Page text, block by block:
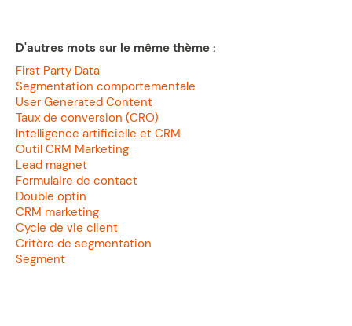
D'autres mots sur le même thème :
First Party Data
Segmentation comportementale
User Generated Content
Taux de conversion (CRO)
Intelligence artificielle et CRM
Outil CRM Marketing
Lead magnet
Formulaire de contact
Double optin
CRM marketing
Cycle de vie client
Critère de segmentation
Segment